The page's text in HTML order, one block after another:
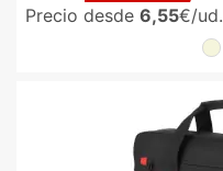
Precio desde 6,55€/ud.